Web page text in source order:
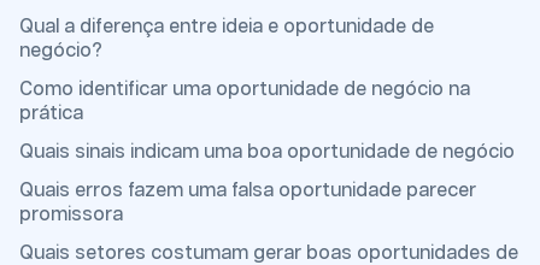
Qual a diferença entre ideia e oportunidade de
negócio?
Como identificar uma oportunidade de negócio na
prática
Quais sinais indicam uma boa oportunidade de negócio
Quais erros fazem uma falsa oportunidade parecer
promissora
Quais setores costumam gerar boas oportunidades de